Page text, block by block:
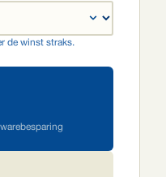
de winst straks.